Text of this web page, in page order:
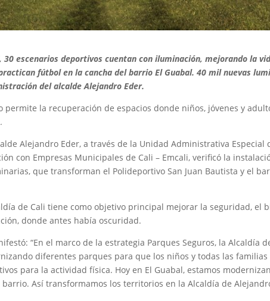
30 escenarios deportivos cuentan con iluminación, mejorando la
fútbol en la cancha del barrio El Guabal. 40 mil nuevas
del alcalde Alejandro Eder.
la recuperación de espacios donde niños, jóvenes y
Alejandro Eder, a través de la Unidad Administrativa Especial
con Empresas Municipales de Cali – Emcali, verificó la
que transforman el Polideportivo San Juan Bautista y el
de Cali tiene como objetivo principal mejorar la seguridad, el
donde antes había oscuridad.
“En el marco de la estrategia Parques Seguros, la Alcaldía
diferentes parques para que los niños y todas las
para la actividad física. Hoy en El Guabal, estamos
Así transformamos los territorios en la Alcaldía de